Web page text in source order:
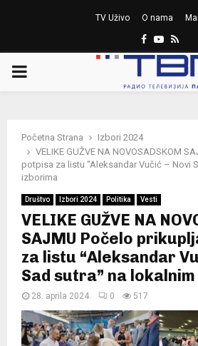
TV Uživo O nama
Facebook
Youtube
Rss
PRIMARY
Početna Strana
Izbori 2024
VELIKE GUŽVE NA NOVOSADSKOM
potpisa za listu “Aleksandar Vučić – Novi
izborima
Društvo Izbori 2024 Politika Vesti
VELIKE GUŽVE NA
SAJMU Počelo
za listu “Aleksandar
Sad sutra” na
28. aprila 2024. 0 517